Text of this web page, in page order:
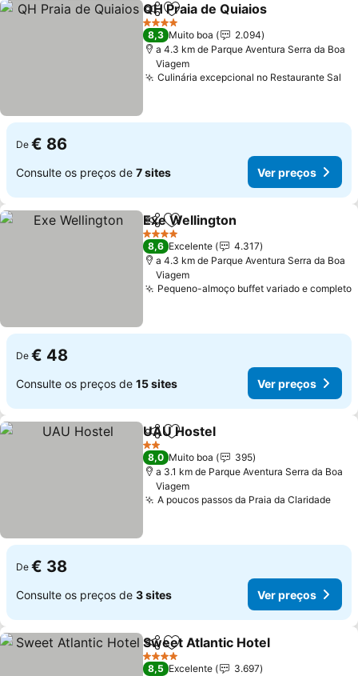
PartilharAdicionar aos favoritos
QH Praia de Quiaios
4 Estrelas
8,3 Muito boa
2.094
a 4.3 km de Parque Aventura Serra da Boa
Viagem
Culinária excepcional no Restaurante Sal
De € 86
Consulte os preços de 7 sites Ver preços
PartilharAdicionar aos favoritos
Exe Wellington
4 Estrelas
8,6 Excelente
4.317
a 4.3 km de Parque Aventura Serra da Boa
Viagem
Pequeno-almoço buffet variado e completo
De € 48
Consulte os preços de 15 sites Ver preços
PartilharAdicionar aos favoritos
UAU Hostel
2 Estrelas
8,0 Muito boa
395
a 3.1 km de Parque Aventura Serra da Boa
Viagem
A poucos passos da Praia da Claridade
De € 38
Consulte os preços de 3 sites Ver preços
PartilharAdicionar aos favoritos
Sweet Atlantic Hotel
4 Estrelas
8,5 Excelente
3.697